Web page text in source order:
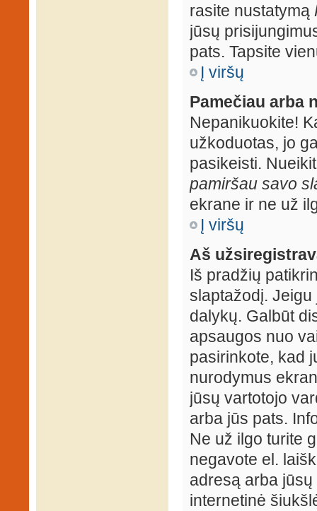
rasite nustatymą
jūsų
pats. Tapsite
Į viršų
Pamečiau arba
Nepanikuokite!
užkoduotas, jo
pasikeisti.
pamiršau savo
ekrane ir ne už
Į viršų
Aš
Iš pradžių
slaptažodį.
dalykų. Galbūt
apsaugos nuo
pasirinkote, kad
nurodymus
jūsų vartotojo
arba jūs pats.
Ne už ilgo turite
negavote el.
adresą arba
internetinė